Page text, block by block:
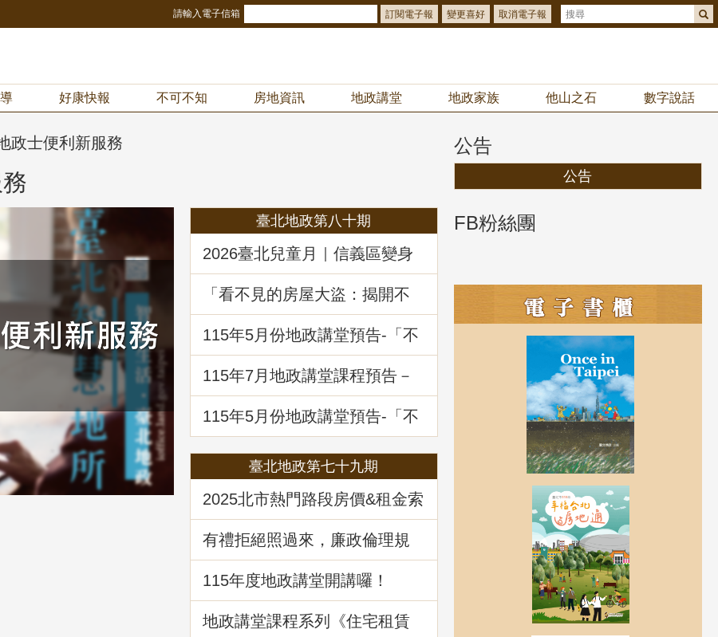
請輸入電子信箱 訂閱電子報 變更喜好 取消電子報
好康快報 不可不知 房地資訊 地政講堂 地政家族 他山之石 數字說話
政士便利新服務
臺北地政第八十期
2026臺北兒童月｜信義區變身
冒險樂園！地政局邀你解鎖
《Once in Taipei》拿好禮
「看不見的房屋大盜：揭開不
動產詐騙的五大陰謀」地政講
堂回顧
115年5月份地政講堂預告-「不
動產優先購買權實務暨相關問
題解析」
115年7月地政講堂課程預告－
土地法第三十四條之一多數決
處分共有土地爭議問題解析
115年5月份地政講堂預告-「不
動產市場分析、趨勢展望及政
臺北地政第七十九期
2025北市熱門路段房價&租金索
驥 買租資訊馬上懂
有禮拒絕照過來，廉政倫理規
範報你知
115年度地政講堂開講囉！
地政講堂課程系列《住宅租賃
公告
公告
FB粉絲團